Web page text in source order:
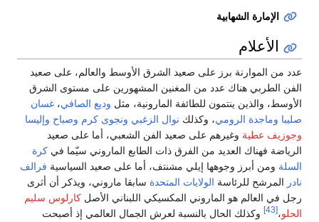
الإمارة الشهابية
الأعلام
عدد من الموارنة برز على صعيد الشرق الأوسط والعالم، على صعيد
الفن الطربي هناك عدد من المغنين المشهورين على مستوى الشرق
الأوسط، والذين ينتمون للطائفة المارونية، مثل وديع الصافي، غسان
صليبا وماجدة الرومي، وكذلك نوال الزغبي ونجوى كرم وصباح وإليسا
وجوزيف عطية وغيرهم على صعيد الفن الشعبي، أما على صعيد
الرياضة فهناك العديد من الفرق ذات الطابع الماروني سيّما في كرة
السلة ومن أبرز وجوهها إيلي مشنتف، أما على صعيد السياسية فرالف
نادر المرشح للرئاسة الولايات المتحدة سابقا ماروني، ويذكر أن أثرى
رجل في العالم هو الماروني المكسيكي اللبناني الأصل كارلوس سليم
الحلو،[43]
وكذلك الحال بالنسبة لعرش الجمال العالمي إذ أصبحت